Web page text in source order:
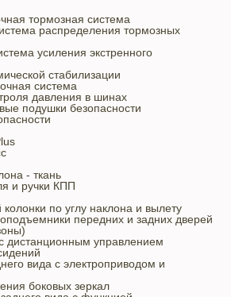
тормозная система
распределения тормозных
усиления экстренного
стабилизации
система
давления в шинах
подушки безопасности
- ткань
и ручки КПП
колонки по углу наклона и вылету
передних и задних дверей
дистанционным управлением
вида с электроприводом и
боковых зеркал